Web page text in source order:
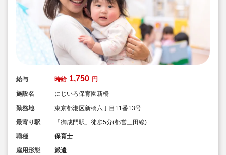
給与 時給 1,750 円
施設名
にじいろ保育園新橋
勤務地
東京都港区新橋六丁目11番13号
最寄り駅
「御成門駅」徒歩5分(都営三田線)
職種
保育士
雇用形態
派遣